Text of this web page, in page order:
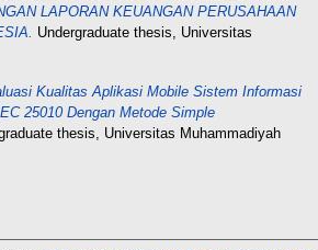
LAPORAN KEUANGAN PERUSAHAAN
Undergraduate thesis, Universitas
Kualitas Aplikasi Mobile Sistem Informasi
25010 Dengan Metode Simple
thesis, Universitas Muhammadiyah